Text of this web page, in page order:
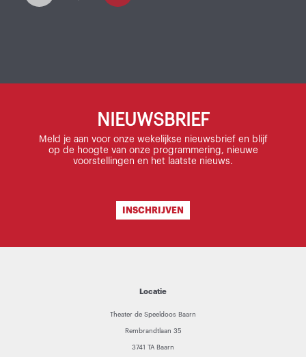
NIEUWSBRIEF
Meld je aan voor onze wekelijkse nieuwsbrief en blijf
op de hoogte van onze programmering, nieuwe
voorstellingen en het laatste nieuws.
INSCHRIJVEN
Locatie
Theater de Speeldoos Baarn
Rembrandtlaan 35
3741 TA Baarn